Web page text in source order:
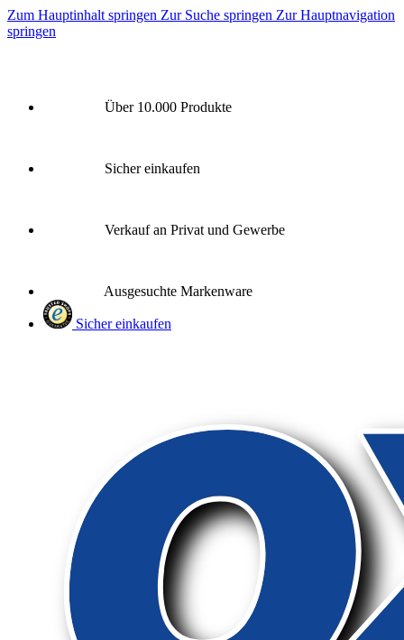
Zum Hauptinhalt springen Zur Suche springen Zur Hauptnavigation
springen
Über 10.000 Produkte
Sicher einkaufen
Verkauf an Privat und Gewerbe
Ausgesuchte Markenware
Sicher einkaufen